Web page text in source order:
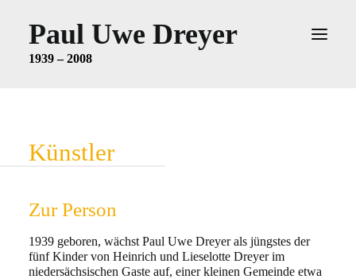
Paul Uwe Dreyer
1939 – 2008
KÜNSTLER
ZUR PERSON
AUSSTELLUNGEN
Künstler
Zur Person
1939 geboren, wächst Paul Uwe Dreyer als jüngstes der
fünf Kinder von Heinrich und Lieselotte Dreyer im
niedersächsischen Gaste auf, einer kleinen Gemeinde etwa